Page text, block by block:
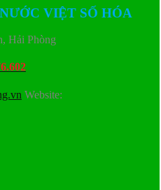
VIỆT SỐ HÓA
Hải Phòng
Website: